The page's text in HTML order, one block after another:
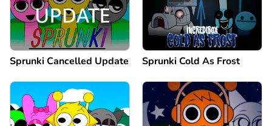
Sprunki Cancelled Update Sprunki Cold As Frost